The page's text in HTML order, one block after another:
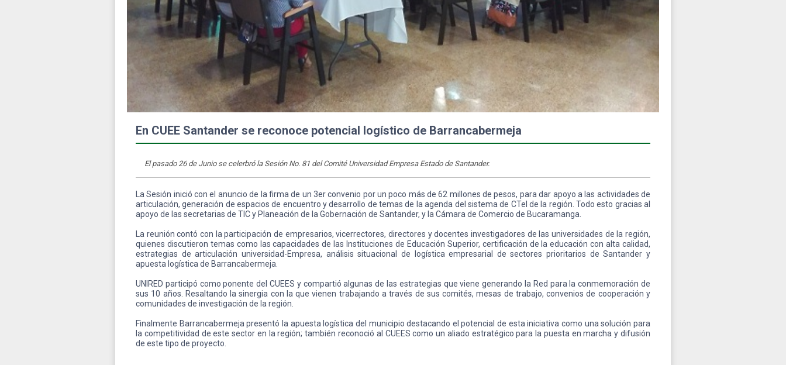
En CUEE Santander se reconoce potencial logístico de Barrancabermeja
El pasado 26 de Junio se celerbró la Sesión No. 81 del Comité Universidad Empresa Estado de Santander.
La Sesión inició con el anuncio de la firma de un 3er convenio por un poco más de 62 millones de pesos, para dar apoyo a las actividades de
articulación, generación de espacios de encuentro y desarrollo de temas de la agenda del sistema de CTeI de la región. Todo esto gracias al
apoyo de las secretarias de TIC y Planeación de la Gobernación de Santander, y la Cámara de Comercio de Bucaramanga.
La reunión contó con la participación de empresarios, vicerrectores, directores y docentes investigadores de las universidades de la región,
quienes discutieron temas como las capacidades de las Instituciones de Educación Superior, certificación de la educación con alta calidad,
estrategias de articulación universidad-Empresa, análisis situacional de logística empresarial de sectores prioritarios de Santander y
apuesta logística de Barrancabermeja.
UNIRED participó como ponente del CUEES y compartió algunas de las estrategias que viene generando la Red para la conmemoración de
sus 10 años. Resaltando la sinergia con la que vienen trabajando a través de sus comités, mesas de trabajo, convenios de cooperación y
comunidades de investigación de la región.
Finalmente Barrancabermeja presentó la apuesta logística del municipio destacando el potencial de esta iniciativa como una solución para
la competitividad de este sector en la región; también reconoció al CUEES como un aliado estratégico para la puesta en marcha y difusión
de este tipo de proyecto.